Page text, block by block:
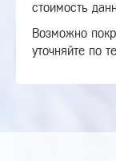
стоимость
Возможно
уточняйте по